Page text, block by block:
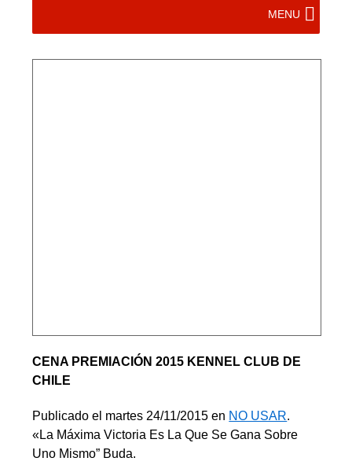
MENU
CENA PREMIACIÓN 2015 KENNEL CLUB DE
CHILE
Publicado el martes 24/11/2015 en NO USAR.
«La Máxima Victoria Es La Que Se Gana Sobre
Uno Mismo” Buda.